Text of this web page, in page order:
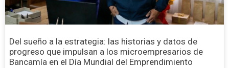
Del sueño a la estrategia: las historias y datos de
progreso que impulsan a los microempresarios de
Bancamía en el Día Mundial del Emprendimiento